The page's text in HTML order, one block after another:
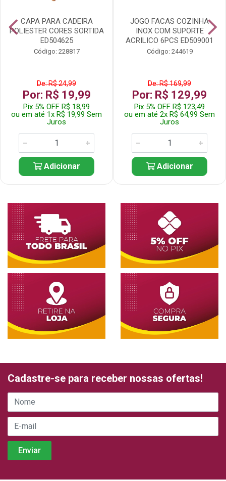
CAPA PARA CADEIRA
POLIESTER CORES SORTIDA
ED504625
Código: 228817
De: R$ 24,99
Por: R$ 19,99
Pix 5% OFF R$ 18,99
ou em até 1x R$ 19,99 Sem
Juros
Adicionar
JOGO FACAS COZINHA
INOX COM SUPORTE
ACRILICO 6PCS ED509001
Código: 244619
De: R$ 169,99
Por: R$ 129,99
Pix 5% OFF R$ 123,49
ou em até 2x R$ 64,99 Sem
Juros
Adicionar
Cadastre-se para receber nossas ofertas!